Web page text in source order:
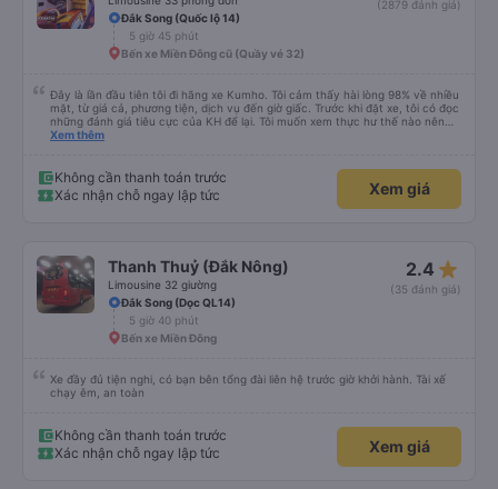
(2879 đánh giá)
Đắk Song (Quốc lộ 14)
5 giờ 45 phút
Bến xe Miền Đông cũ (Quầy vé 32)
Đây là lần đầu tiên tôi đi hãng xe Kumho. Tôi cảm thấy hài lòng 98% về nhiều
mặt, từ giá cả, phương tiện, dịch vụ đến giờ giấc. Trước khi đặt xe, tôi có đọc
những đánh giá tiêu cực của KH để lại. Tôi muốn xem thực hư thế nào nên
thử 1 lần cho biết. Có thể do tôi may mắn, tôi đã 0 gặp phải những điều tệ
quảng đường đầu. Tôi sẽ tiếp tục ủng hộ nhà xe. Hy vọng lần sau sẽ tốt hơn.
Chân thành cám ơn nhà xe.
Xem thêm
Không cần thanh toán trước
Xác nhận chỗ ngay lập tức
Xem giá
Thanh Thuỷ (Đắk Nông)
Limousine 32 giường
2.4 star_rate
(35 đánh giá)
Đắk Song (Dọc QL14)
5 giờ 40 phút
Bến xe Miền Đông
Xe đầy đủ tiện nghi, có bạn bên tổng đài liên hệ trước giờ khởi hành. Tài xế
chạy êm, an toàn
Không cần thanh toán trước
Xác nhận chỗ ngay lập tức
Xem giá